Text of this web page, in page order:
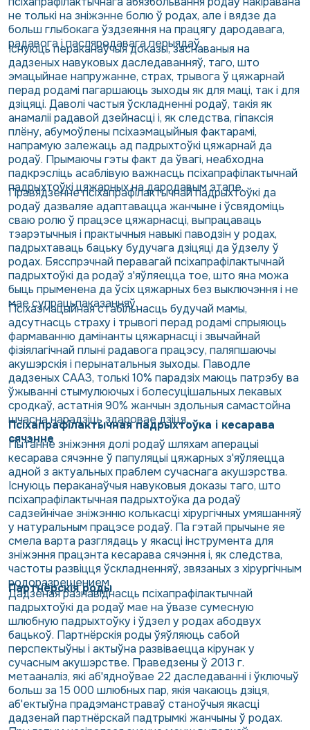
не толькі на зніжэнне болю ў родах, але і вядзе да
больш глыбокага ўздзеяння на працягу дародавага,
радавога і пасляродавага перыядаў.
Існуюць пераканаўчыя доказы, заснаваныя на
дадзеных навуковых даследаванняў, таго, што
эмацыйнае напружанне, страх, трывога ў цяжарнай
перад родамі пагаршаюць зыходы як для маці, так і для
дзіцяці. Даволі частыя ўскладненні родаў, такія як
анамаліі радавой дзейнасці і, як следства, гіпаксія
плёну, абумоўлены псіхаэмацыйныя фактарамі,
напрамую залежаць ад падрыхтоўкі цяжарнай да
родаў. Прымаючы гэты факт да ўвагі, неабходна
падкрэсліць асаблівую важнасць псіхапрафілактычнай
падрыхтоўкі цяжарных на дародавым этапе.
Правядзенне псіхапрафілактычнай падрыхтоўкі да
родаў дазваляе адаптавацца жанчыне і ўсвядоміць
сваю ролю ў працэсе цяжарнасці, выпрацаваць
тэарэтычныя і практычныя навыкі паводзін у родах,
падрыхтаваць бацьку будучага дзіцяці да ўдзелу ў
родах. Бясспрэчнай перавагай псіхапрафілактычнай
падрыхтоўкі да родаў з'яўляецца тое, што яна можа
быць прыменена да ўсіх цяжарных без выключэння і не
мае супрацьпаказанняў.
Псіхаэмацыйная стабільнасць будучай мамы,
адсутнасць страху і трывогі перад родамі спрыяюць
фармаванню дамінанты цяжарнасці і звычайнай
фізіялагічнай плыні радавога працэсу, паляпшаючы
акушэрскія і перынатальныя зыходы. Паводле
дадзеных СААЗ, толькі 10% парадзіх маюць патрэбу ва
ўжыванні стымулюючых і болесуцішальных лекавых
сродкаў, астатнія 90% жанчын здольныя самастойна
шчасна нарадзіць здаровае дзіця.
Псіхапрафілактычная падрыхтоўка і кесарава
сячэнне
Пытанне зніжэння долі родаў шляхам аперацыі
кесарава сячэнне ў папуляцыі цяжарных з'яўляецца
адной з актуальных праблем сучаснага акушэрства.
Існуюць пераканаўчыя навуковыя доказы таго, што
псіхапрафілактычная падрыхтоўка да родаў
садзейнічае зніжэнню колькасці хірургічных умяшанняў
у натуральным працэсе родаў. Па гэтай прычыне яе
смела варта разглядаць у якасці інструмента для
зніжэння працэнта кесарава сячэння і, як следства,
частоты развіцця ўскладненняў, звязаных з хірургічным
родоразрешением.
Партнёрскія роды
Дадзеная разнавіднасць псіхапрафілактычнай
падрыхтоўкі да родаў мае на ўвазе сумесную
шлюбную падрыхтоўку і ўдзел у родах абодвух
бацькоў. Партнёрскія роды ўяўляюць сабой
перспектыўны і актыўна развіваецца кірунак у
сучасным акушэрстве. Праведзены ў 2013 г.
метааналіз, які аб'ядноўвае 22 даследаванні і ўключыў
больш за 15 000 шлюбных пар, якія чакаюць дзіця,
аб'ектыўна прадэманстраваў станоўчыя якасці
дадзенай партнёрскай падтрымкі жанчыны ў родах.